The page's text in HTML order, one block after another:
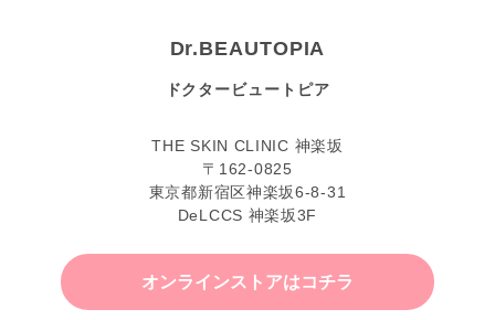
Dr.BEAUTOPIA
ドクタービュートピア
THE SKIN CLINIC 神楽坂
〒162-0825
東京都新宿区神楽坂6-8-31
DeLCCS 神楽坂3F
オンラインストアはコチラ